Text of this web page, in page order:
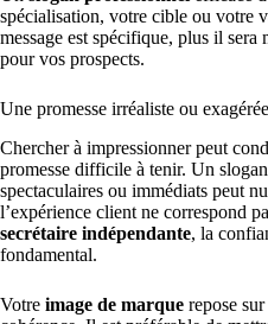
spécialisation, votre cible ou votre
message est spécifique, plus il sera
pour vos prospects.
Une promesse irréaliste ou exagérée
Chercher à impressionner peut
promesse difficile à tenir. Un
spectaculaires ou immédiats peut
l’expérience client ne correspond
secrétaire indépendante, la
fondamental.
Votre image de marque repose